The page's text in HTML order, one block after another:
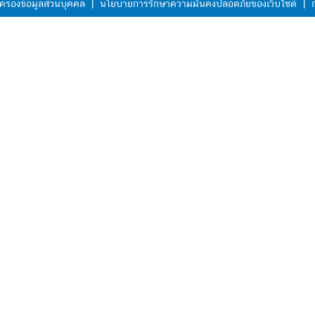
รองข้อมูลส่วนบุคคล | นโยบายการรักษาความมั่นคงปลอดภัยของเว็บไซต์ |